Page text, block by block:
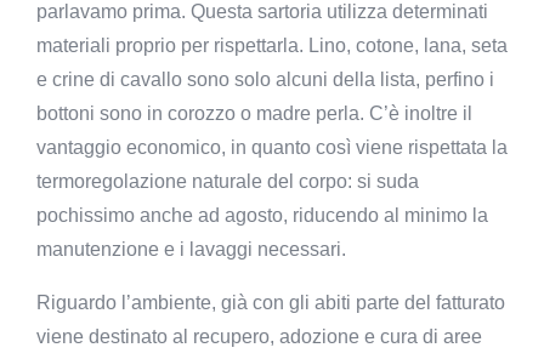
parlavamo prima. Questa sartoria utilizza determinati
materiali proprio per rispettarla. Lino, cotone, lana, seta
e crine di cavallo sono solo alcuni della lista, perfino i
bottoni sono in corozzo o madre perla. C’è inoltre il
vantaggio economico, in quanto così viene rispettata la
termoregolazione naturale del corpo: si suda
pochissimo anche ad agosto, riducendo al minimo la
manutenzione e i lavaggi necessari.
Riguardo l’ambiente, già con gli abiti parte del fatturato
viene destinato al recupero, adozione e cura di aree